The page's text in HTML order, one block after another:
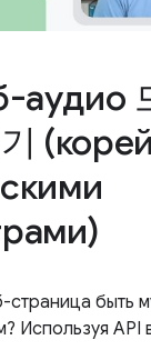
аудио
быть
Используя API